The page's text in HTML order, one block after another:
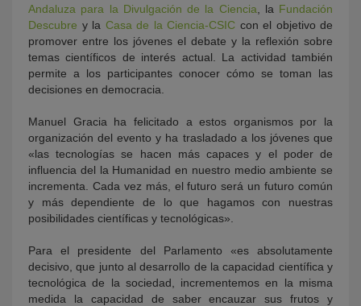
Andaluza para la Divulgación de la Ciencia , la Fundación
Descubre y la Casa de la Ciencia-CSIC con el objetivo de
promover entre los jóvenes el debate y la reflexión sobre
temas científicos de interés actual. La actividad también
permite a los participantes conocer cómo se toman las
decisiones en democracia.
Manuel Gracia ha felicitado a estos organismos por la
organización del evento y ha trasladado a los jóvenes que
«las tecnologías se hacen más capaces y el poder de
influencia del la Humanidad en nuestro medio ambiente se
incrementa. Cada vez más, el futuro será un futuro común
y más dependiente de lo que hagamos con nuestras
posibilidades científicas y tecnológicas».
Para el presidente del Parlamento «es absolutamente
decisivo, que junto al desarrollo de la capacidad científica y
tecnológica de la sociedad, incrementemos en la misma
medida la capacidad de saber encauzar sus frutos y